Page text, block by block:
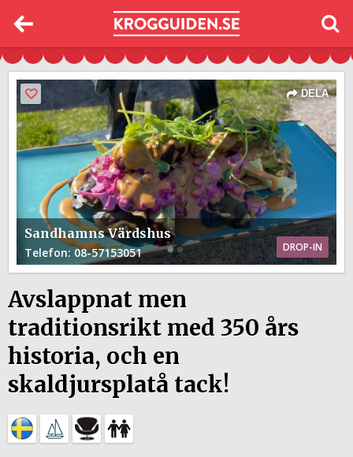
Sandhamns Värdshus
Telefon: 08-57153051 DROP-IN
DELA
Avslappnat men
traditionsrikt med 350 års
historia, och en
skaldjursplatå tack!